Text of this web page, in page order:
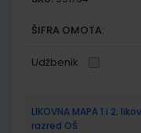
ŠIFRA OMOTA:
Udžbenik
LIKOVNA MAPA 1 i 2;
razred OŠ